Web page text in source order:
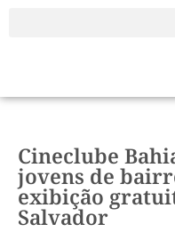
Cineclube
jovens de
exibição
Salvador